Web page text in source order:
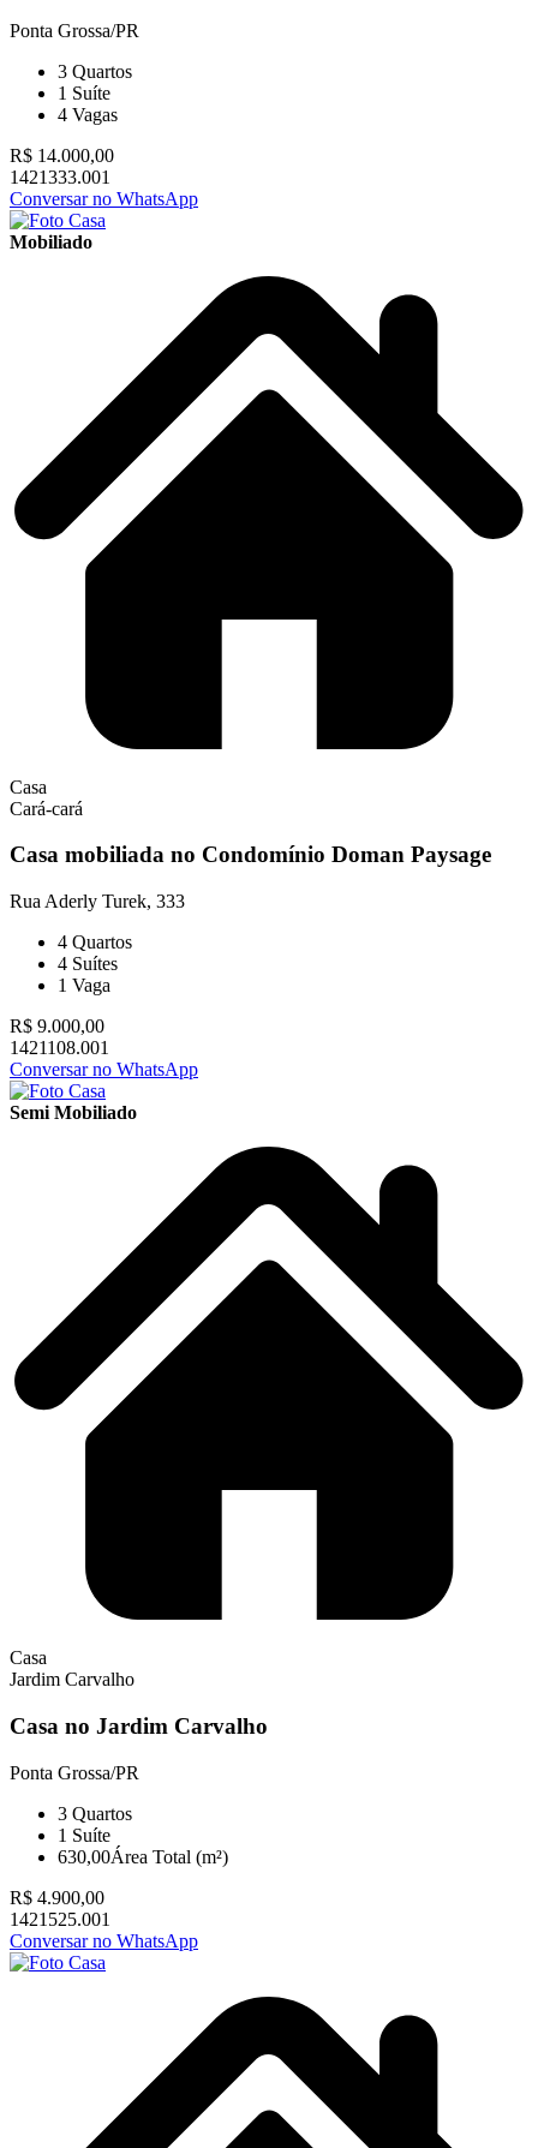
Ponta Grossa/PR
3 Quartos
1 Suíte
4 Vagas
R$ 14.000,00
1421333.001
Conversar no WhatsApp
Mobiliado
Casa
Cará-cará
Casa mobiliada no Condomínio Doman Paysage
Rua Aderly Turek, 333
4 Quartos
4 Suítes
1 Vaga
R$ 9.000,00
1421108.001
Conversar no WhatsApp
Semi Mobiliado
Casa
Jardim Carvalho
Casa no Jardim Carvalho
Ponta Grossa/PR
3 Quartos
1 Suíte
630,00Área Total (m²)
R$ 4.900,00
1421525.001
Conversar no WhatsApp